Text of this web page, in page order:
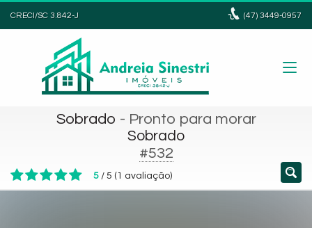
CRECI/SC 3.842-J (47)3449-0957
Sobrado - Pronto para morar
Sobrado
#532
5 / 5 ( 1 avaliação)